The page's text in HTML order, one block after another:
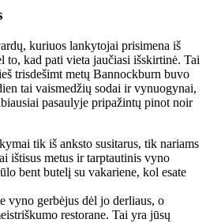
kuriuos lankytojai prisimena iš
to, kad pati vieta jaučiasi išskirtinė. Tai
trisdešimt metų Bannockburn buvo
tai vaismedžių sodai ir vynuogynai,
pasaulyje pripažintų pinot noir
tik iš anksto susitarus, tik nariams
ištisus metus ir tarptautinis vyno
bent butelį su vakariene, kol esate
gerbėjus dėl jo derliaus, o
restorane. Tai yra jūsų